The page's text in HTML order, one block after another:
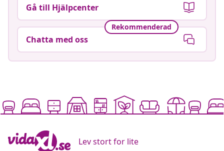
Gå till Hjälpcenter
Rekommenderad
Chatta med oss
Lev stort for lite